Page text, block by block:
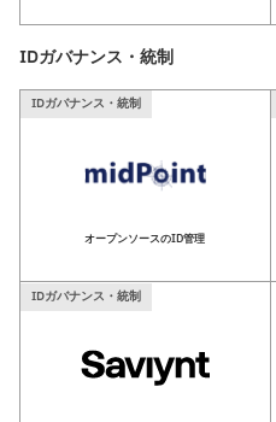
IDガバナンス・統制
IDガバナンス・統制
オープンソースのID管理
IDガバナンス・統制